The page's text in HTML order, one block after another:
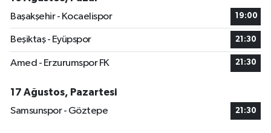
Başakşehir - Kocaelispor
19:00
Beşiktaş - Eyüpspor 21:30
Amed - Erzurumspor FK 21:30
17 Ağustos, Pazartesi
Samsunspor - Göztepe
21:30